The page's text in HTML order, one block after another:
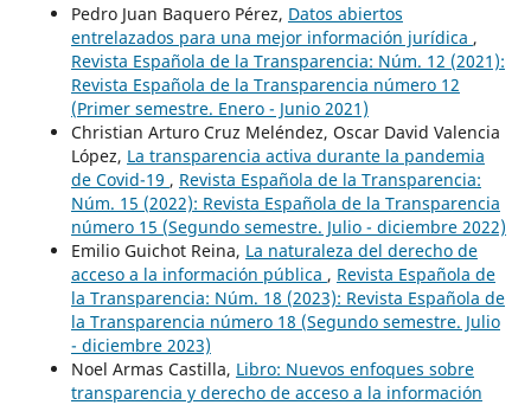
Pedro Juan Baquero Pérez, Datos abiertos
entrelazados para una mejor información jurídica ,
Revista Española de la Transparencia: Núm. 12 (2021):
Revista Española de la Transparencia número 12
(Primer semestre. Enero - Junio 2021)
Christian Arturo Cruz Meléndez, Oscar David Valencia
López, La transparencia activa durante la pandemia
de Covid-19 , Revista Española de la Transparencia:
Núm. 15 (2022): Revista Española de la Transparencia
número 15 (Segundo semestre. Julio - diciembre 2022)
Emilio Guichot Reina, La naturaleza del derecho de
acceso a la información pública , Revista Española de
la Transparencia: Núm. 18 (2023): Revista Española de
la Transparencia número 18 (Segundo semestre. Julio
- diciembre 2023)
Noel Armas Castilla, Libro: Nuevos enfoques sobre
transparencia y derecho de acceso a la información